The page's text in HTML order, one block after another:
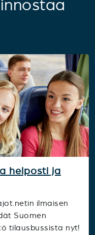
helposti ja
ilmaisen
Suomen
tilausbussista nyt!